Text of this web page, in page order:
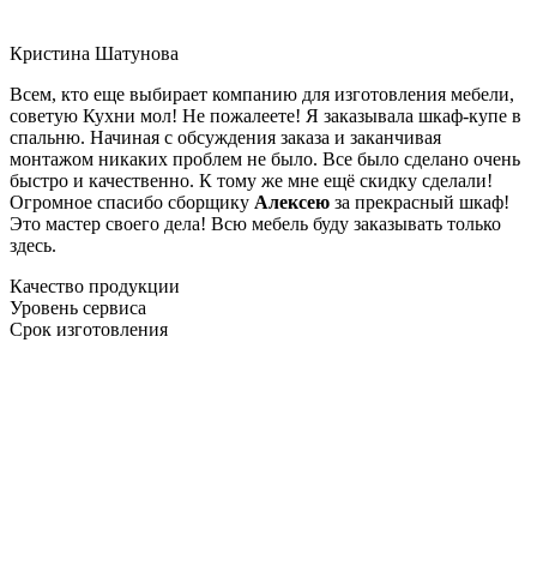
Кристина Шатунова
Всем, кто еще выбирает компанию для изготовления мебели,
советую Кухни мол! Не пожалеете! Я заказывала шкаф-купе в
спальню. Начиная с обсуждения заказа и заканчивая
монтажом никаких проблем не было. Все было сделано очень
быстро и качественно. К тому же мне ещё скидку сделали!
Огромное спасибо сборщику Алексею за прекрасный шкаф!
Это мастер своего дела! Всю мебель буду заказывать только
здесь.
Качество продукции
Уровень сервиса
Срок изготовления